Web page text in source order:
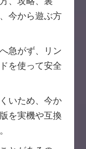
今から遊ぶ方
急がず、リン
を使って安全
いため、今か
を実機や互換